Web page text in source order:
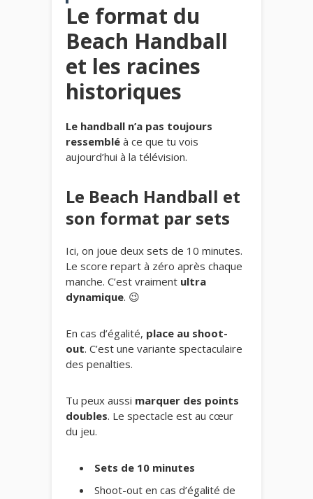
Le format du
Beach Handball
et les racines
historiques
Le handball n’a pas toujours
ressemblé à ce que tu vois
aujourd’hui à la télévision.
Le Beach Handball et
son format par sets
Ici, on joue deux sets de 10 minutes.
Le score repart à zéro après chaque
manche. C’est vraiment ultra
dynamique. 😉
En cas d’égalité, place au shoot-
out. C’est une variante spectaculaire
des penalties.
Tu peux aussi marquer des points
doubles. Le spectacle est au cœur
du jeu.
Sets de 10 minutes
Shoot-out en cas d’égalité de